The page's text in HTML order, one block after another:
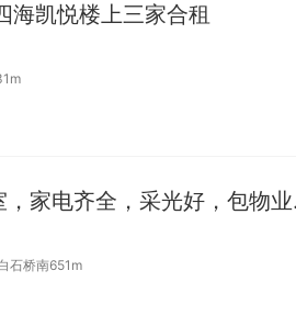
海凯悦楼上三家合租
白石桥
石桥南651m